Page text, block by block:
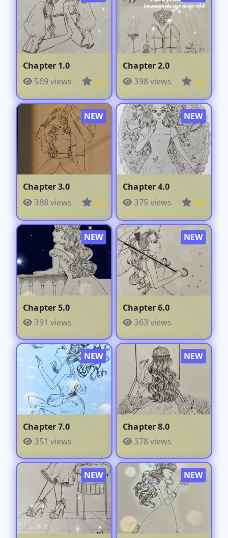
Chapter 1.0
569 views 5.0
Chapter 2.0
398 views 5.0
Chapter 3.0
388 views
5.0
Chapter 4.0
375 views
5.0
Chapter 5.0
391 views
Chapter 6.0
363 views
Chapter 7.0
351 views
Chapter 8.0
378 views